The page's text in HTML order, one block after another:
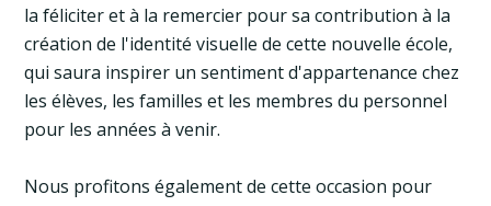
la féliciter et à la remercier pour sa contribution à la
création de l'identité visuelle de cette nouvelle école,
qui saura inspirer un sentiment d'appartenance chez
les élèves, les familles et les membres du personnel
pour les années à venir.
Nous profitons également de cette occasion pour